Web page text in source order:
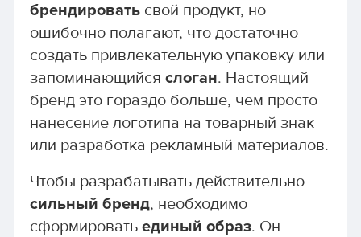
брендироватьсвой продукт, но
ошибочно полагают, что достаточно
создать привлекательную упаковку или
запоминающийся слоган. Настоящий
бренд это гораздо больше, чем просто
нанесение логотипа на товарный знак
или разработка рекламный материалов.
Чтобы разрабатывать действительно
сильный бренд, необходимо
сформировать единый образ. Он